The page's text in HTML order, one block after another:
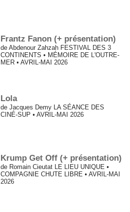
Frantz Fanon (+ présentation)
de Abdenour Zahzah FESTIVAL DES 3
CONTINENTS • MÉMOIRE DE L'OUTRE-
MER • AVRIL-MAI 2026
Lola
de Jacques Demy LA SÉANCE DES
CINÉ-SUP • AVRIL-MAI 2026
Krump Get Off (+ présentation)
de Romain Cieutat LE LIEU UNIQUE •
COMPAGNIE CHUTE LIBRE • AVRIL-MAI
2026